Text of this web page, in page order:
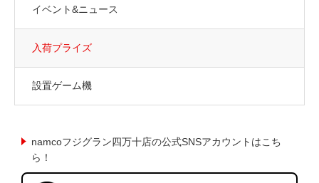
イベント&ニュース
入荷プライズ
設置ゲーム機
namcoフジグラン四万十店の公式SNSアカウントはこち
ら！